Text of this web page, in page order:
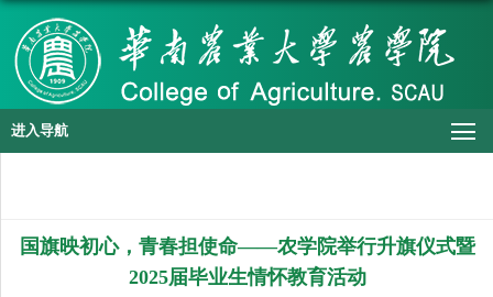
进入导航
国旗映初心，青春担使命——农学院举行升旗仪式暨
2025届毕业生情怀教育活动